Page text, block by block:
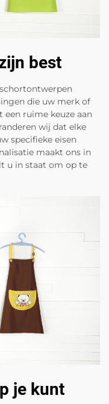
best
die uw merk of
een ruime keuze aan
wij dat elke
specifieke eisen
maakt ons in
u in staat om op te
je kunt